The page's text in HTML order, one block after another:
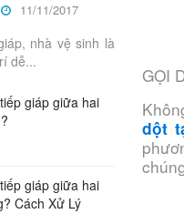
GỌI
dột
11/11/2017
nhà vệ sinh là
dễ...
giáp giữa hai
giáp giữa hai
Cách Xử Lý